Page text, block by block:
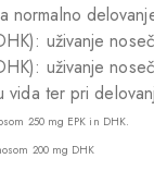
normalno
uživanje
uživanje
vida ter pri
250 mg EPK in DHK.
200 mg DHK